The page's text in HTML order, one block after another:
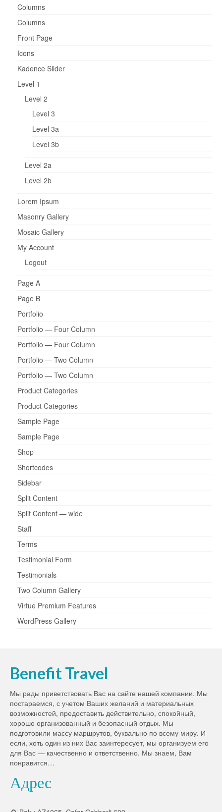
Columns
Columns
Front Page
Icons
Kadence Slider
Level 1
Level 2
Level 3
Level 3a
Level 3b
Level 2a
Level 2b
Lorem Ipsum
Masonry Gallery
Mosaic Gallery
My Account
Logout
Page A
Page B
Portfolio
Portfolio — Four Column
Portfolio — Four Column
Portfolio — Two Column
Portfolio — Two Column
Product Categories
Product Categories
Sample Page
Sample Page
Shop
Shortcodes
Sidebar
Split Content
Split Content — wide
Staff
Terms
Testimonial Form
Testimonials
Two Column Gallery
Virtue Premium Features
WordPress Gallery
Benefit Travel
Мы рады приветствовать Вас на сайте нашей компании. Мы
постараемся, с учетом Ваших желаний и материальных
возможностей, предоставить действительно, спокойный,
хорошо организованный и безопасный отдых. Мы
подготовили массу маршрутов, буквально по всему миру. И
если, хоть один из них Вас заинтересует, мы организуем его
для Вас — качественно и ответственно. Мы знаем, Вам
понравится…
Адрес